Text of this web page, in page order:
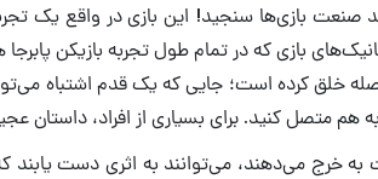
بازی‌ها سنجید! این بازی در واقع یک
بازی که در تمام طول تجربه بازیکن
خلق کرده است؛ جایی که یک قدم اشتباه
متصل کنید. برای بسیاری از افراد،